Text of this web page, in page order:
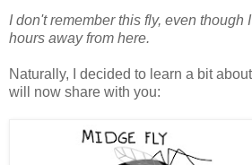
I don't remember this fly, even though
hours away from here.
Naturally, I decided to learn a bit
will now share with you: